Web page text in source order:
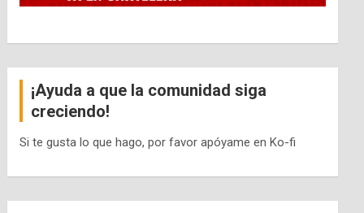
¡Ayuda a que la comunidad siga
creciendo!
Si te gusta lo que hago, por favor apóyame en Ko-fi